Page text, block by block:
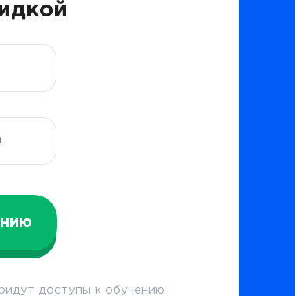
доступы к обучению.